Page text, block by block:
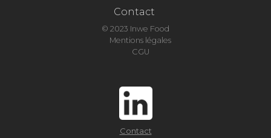
Contact
© 2023 Inwe Food
Mentions légales
CGU
Contact